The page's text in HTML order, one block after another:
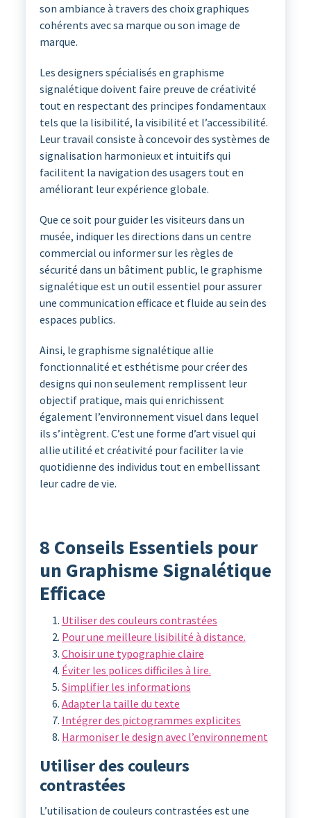
son ambiance à travers des choix graphiques
cohérents avec sa marque ou son image de
marque.
Les designers spécialisés en graphisme
signalétique doivent faire preuve de créativité
tout en respectant des principes fondamentaux
tels que la lisibilité, la visibilité et l’accessibilité.
Leur travail consiste à concevoir des systèmes de
signalisation harmonieux et intuitifs qui
facilitent la navigation des usagers tout en
améliorant leur expérience globale.
Que ce soit pour guider les visiteurs dans un
musée, indiquer les directions dans un centre
commercial ou informer sur les règles de
sécurité dans un bâtiment public, le graphisme
signalétique est un outil essentiel pour assurer
une communication efficace et fluide au sein des
espaces publics.
Ainsi, le graphisme signalétique allie
fonctionnalité et esthétisme pour créer des
designs qui non seulement remplissent leur
objectif pratique, mais qui enrichissent
également l’environnement visuel dans lequel
ils s’intègrent. C’est une forme d’art visuel qui
allie utilité et créativité pour faciliter la vie
quotidienne des individus tout en embellissant
leur cadre de vie.
8 Conseils Essentiels pour
un Graphisme Signalétique
Efficace
Utiliser des couleurs contrastées
Pour une meilleure lisibilité à distance.
Choisir une typographie claire
Éviter les polices difficiles à lire.
Simplifier les informations
Adapter la taille du texte
Intégrer des pictogrammes explicites
Harmoniser le design avec l’environnement
Utiliser des couleurs
contrastées
L’utilisation de couleurs contrastées est une